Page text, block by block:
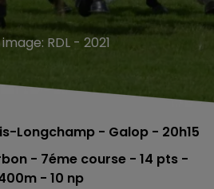
RDL - 2021
Longchamp - Galop - 20h15
- 7éme course - 14 pts -
- 10 np